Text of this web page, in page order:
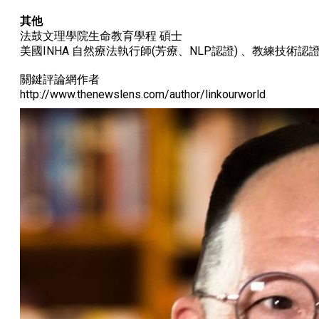
其他
法鼓文理學院生命教育學程 碩士
美國INHA 自然療法執行師(芳療、NLP認證) 、教練技術認
關鍵評論網作者
http://www.thenewslens.com/author/linkourworld